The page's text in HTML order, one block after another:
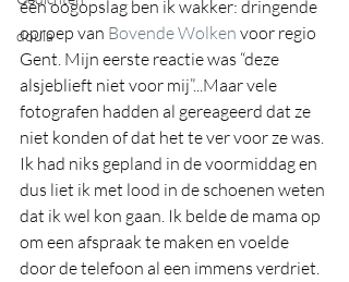
doula
één oogopslag ben ik wakker: dringende
oproep van Bovende Wolken voor regio
Gent. Mijn eerste reactie was “deze
alsjeblieft niet voor mij”...Maar vele
fotografen hadden al gereageerd dat ze
niet konden of dat het te ver voor ze was.
Ik had niks gepland in de voormiddag en
dus liet ik met lood in de schoenen weten
dat ik wel kon gaan. Ik belde de mama op
om een afspraak te maken en voelde
door de telefoon al een immens verdriet.